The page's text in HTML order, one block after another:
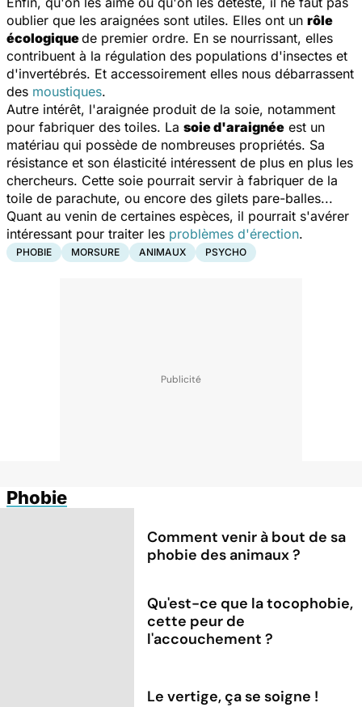
oublier que les araignées sont utiles. Elles ont un rôle
écologiquede premier ordre. En se nourrissant, elles
contribuent à la régulation des populations d'insectes et
d'invertébrés. Et accessoirement elles nous débarrassent
des moustiques.
Autre intérêt, l'araignée produit de la soie, notamment
pour fabriquer des toiles. La soie d'araignée est un
matériau qui possède de nombreuses propriétés. Sa
résistance et son élasticité intéressent de plus en plus les
chercheurs. Cette soie pourrait servir à fabriquer de la
toile de parachute, ou encore des gilets pare-balles...
Quant au venin de certaines espèces, il pourrait s'avérer
intéressant pour traiter les problèmes d'érection.
PHOBIE MORSURE ANIMAUX PSYCHO
Phobie
Comment venir à bout de sa
phobie des animaux ?
Qu'est-ce que la tocophobie,
cette peur de
l'accouchement ?
Le vertige, ça se soigne !